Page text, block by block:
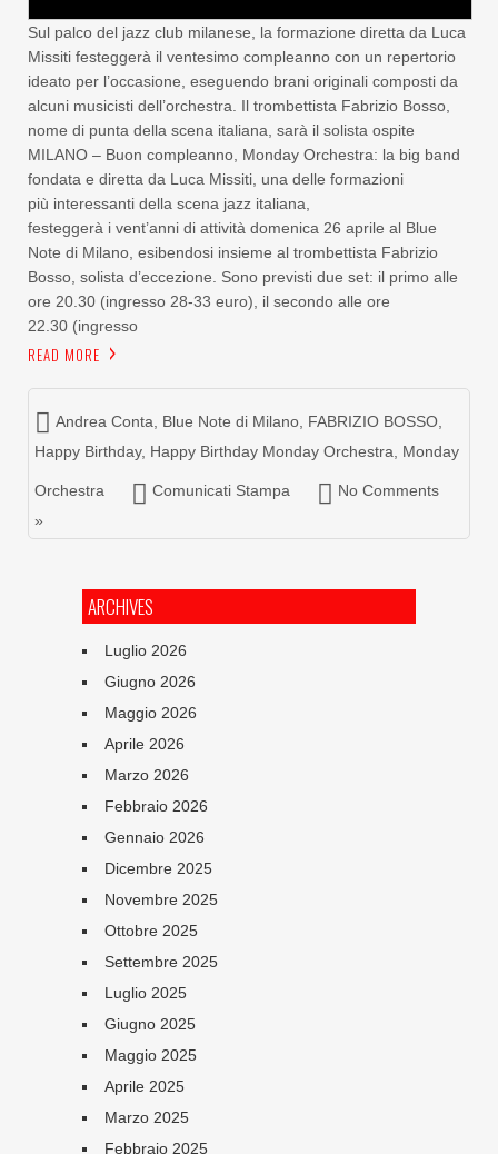
Sul palco del jazz club milanese, la formazione diretta da Luca
Missiti festeggerà il ventesimo compleanno con un repertorio
ideato per l’occasione, eseguendo brani originali composti da
alcuni musicisti dell’orchestra. Il trombettista Fabrizio Bosso,
nome di punta della scena italiana, sarà il solista ospite
MILANO – Buon compleanno, Monday Orchestra: la big band
fondata e diretta da Luca Missiti, una delle formazioni
più interessanti della scena jazz italiana,
festeggerà i vent’anni di attività domenica 26 aprile al Blue
Note di Milano, esibendosi insieme al trombettista Fabrizio
Bosso, solista d’eccezione. Sono previsti due set: il primo alle
ore 20.30 (ingresso 28-33 euro), il secondo alle ore
22.30 (ingresso
READ MORE
Andrea Conta, Blue Note di Milano, FABRIZIO BOSSO,
Happy Birthday, Happy Birthday Monday Orchestra, Monday
Orchestra Comunicati Stampa
No Comments
»
ARCHIVES
Luglio 2026
Giugno 2026
Maggio 2026
Aprile 2026
Marzo 2026
Febbraio 2026
Gennaio 2026
Dicembre 2025
Novembre 2025
Ottobre 2025
Settembre 2025
Luglio 2025
Giugno 2025
Maggio 2025
Aprile 2025
Marzo 2025
Febbraio 2025